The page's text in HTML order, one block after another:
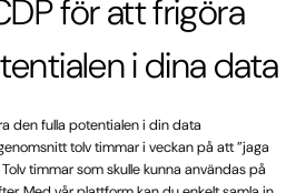
för att frigöra
i dina data
den fulla potentialen i din data
tolv timmar i veckan på att ”jaga
timmar som skulle kunna användas på